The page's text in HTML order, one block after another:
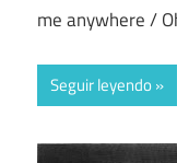
me anywhere /
Seguir leyendo